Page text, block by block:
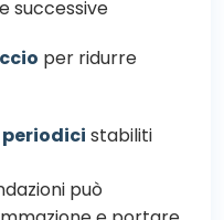
successive
per ridurre
stabiliti
può